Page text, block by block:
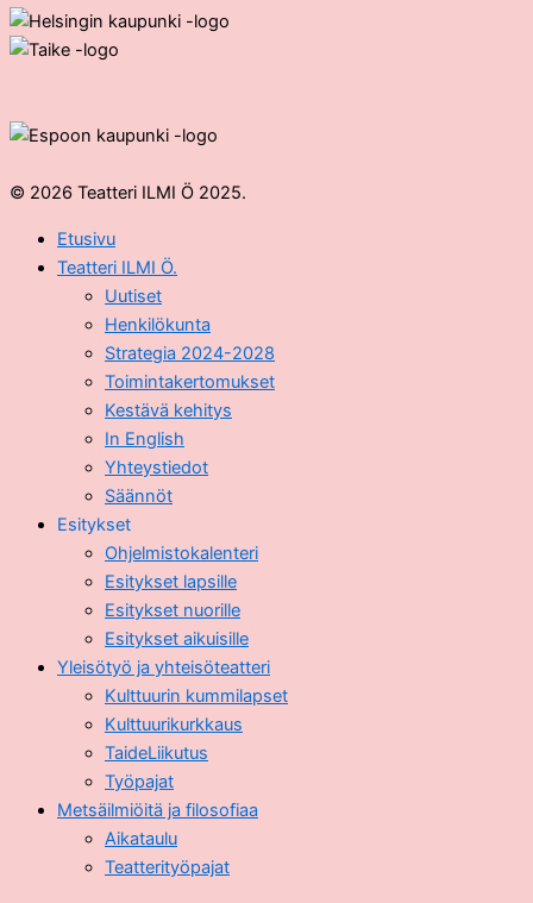
© 2026 Teatteri ILMI Ö 2025.
Etusivu
Teatteri ILMI Ö.
Uutiset
Henkilökunta
Strategia 2024-2028
Toimintakertomukset
Kestävä kehitys
In English
Yhteystiedot
Säännöt
Esitykset
Ohjelmistokalenteri
Esitykset lapsille
Esitykset nuorille
Esitykset aikuisille
Yleisötyö ja yhteisöteatteri
Kulttuurin kummilapset
Kulttuurikurkkaus
TaideLiikutus
Työpajat
Metsäilmiöitä ja filosofiaa
Aikataulu
Teatterityöpajat